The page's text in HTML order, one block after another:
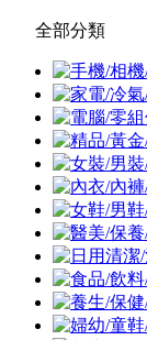
全部分類